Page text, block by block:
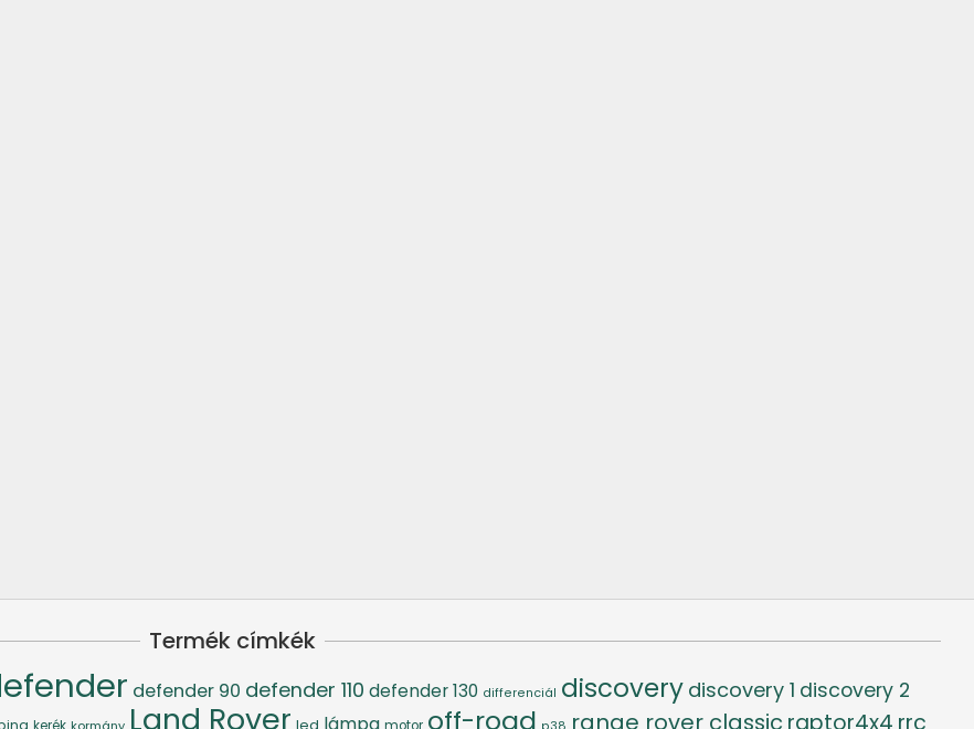
Termék címkék
defender 90 defender 110 defender 130 differenciál discovery discovery 1 discovery 2
Land Rover off-road range rover classic raptor4x4 rrc